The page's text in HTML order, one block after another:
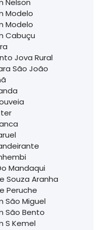
Nelson
Modelo
Modelo
Cabuçu
Jova Rural
São João
Mandaqui
Souza Aranha
Peruche
São Miguel
São Bento
S Kemel